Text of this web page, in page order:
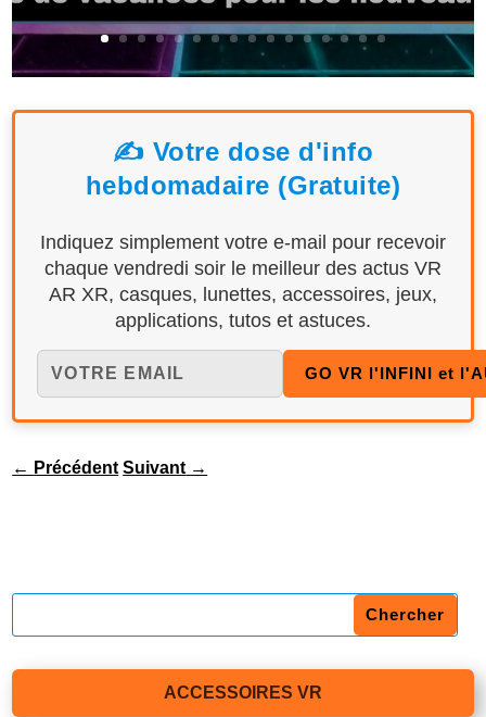
✍️ Votre dose d'info
hebdomadaire (Gratuite)
Indiquez simplement votre e-mail pour recevoir
chaque vendredi soir le meilleur des actus VR
AR XR, casques, lunettes, accessoires, jeux,
applications, tutos et astuces.
← Précédent Suivant →
ACCESSOIRES VR